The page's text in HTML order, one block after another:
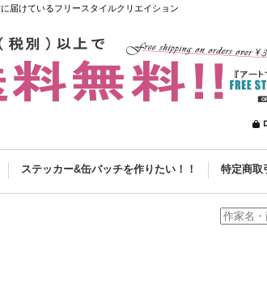
届けているフリースタイルクリエイション
ステッカー&缶バッチを作りたい！！ 特定商取